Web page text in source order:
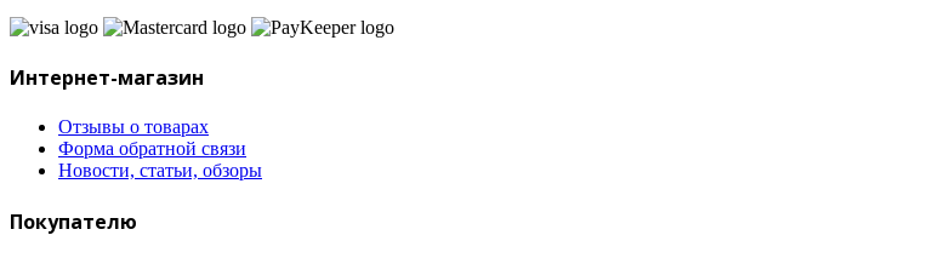
Интернет-магазин
Отзывы о товарах
Форма обратной связи
Новости, статьи, обзоры
Покупателю